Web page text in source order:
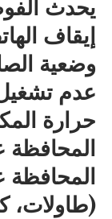
يحدث
إيقاف
وضعية
عدم تشغيل
حرارة
المحافظة
المحافظة
(طاولات،